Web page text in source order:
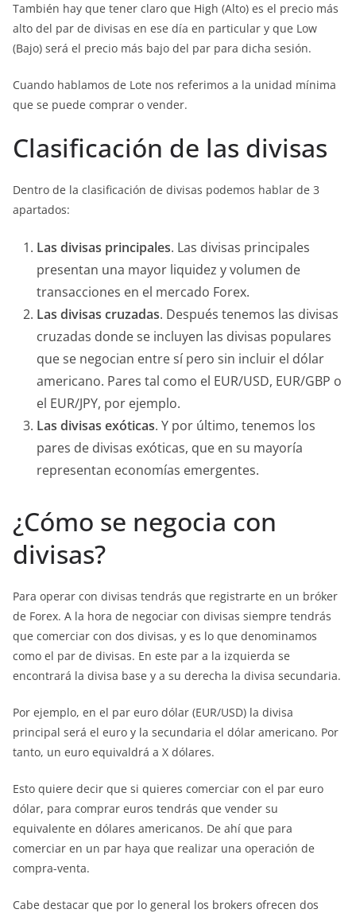
También hay que tener claro que High (Alto) es el precio más
alto del par de divisas en ese día en particular y que Low
(Bajo) será el precio más bajo del par para dicha sesión.
Cuando hablamos de Lote nos referimos a la unidad mínima
que se puede comprar o vender.
Clasificación de las divisas
Dentro de la clasificación de divisas podemos hablar de 3
apartados:
Las divisas principales. Las divisas principales
presentan una mayor liquidez y volumen de
transacciones en el mercado Forex.
Las divisas cruzadas. Después tenemos las divisas
cruzadas donde se incluyen las divisas populares
que se negocian entre sí pero sin incluir el dólar
americano. Pares tal como el EUR/USD, EUR/GBP o
el EUR/JPY, por ejemplo.
Las divisas exóticas. Y por último, tenemos los
pares de divisas exóticas, que en su mayoría
representan economías emergentes.
¿Cómo se negocia con
divisas?
Para operar con divisas tendrás que registrarte en un bróker
de Forex. A la hora de negociar con divisas siempre tendrás
que comerciar con dos divisas, y es lo que denominamos
como el par de divisas. En este par a la izquierda se
encontrará la divisa base y a su derecha la divisa secundaria.
Por ejemplo, en el par euro dólar (EUR/USD) la divisa
principal será el euro y la secundaria el dólar americano. Por
tanto, un euro equivaldrá a X dólares.
Esto quiere decir que si quieres comerciar con el par euro
dólar, para comprar euros tendrás que vender su
equivalente en dólares americanos. De ahí que para
comerciar en un par haya que realizar una operación de
compra-venta.
Cabe destacar que por lo general los brokers ofrecen dos